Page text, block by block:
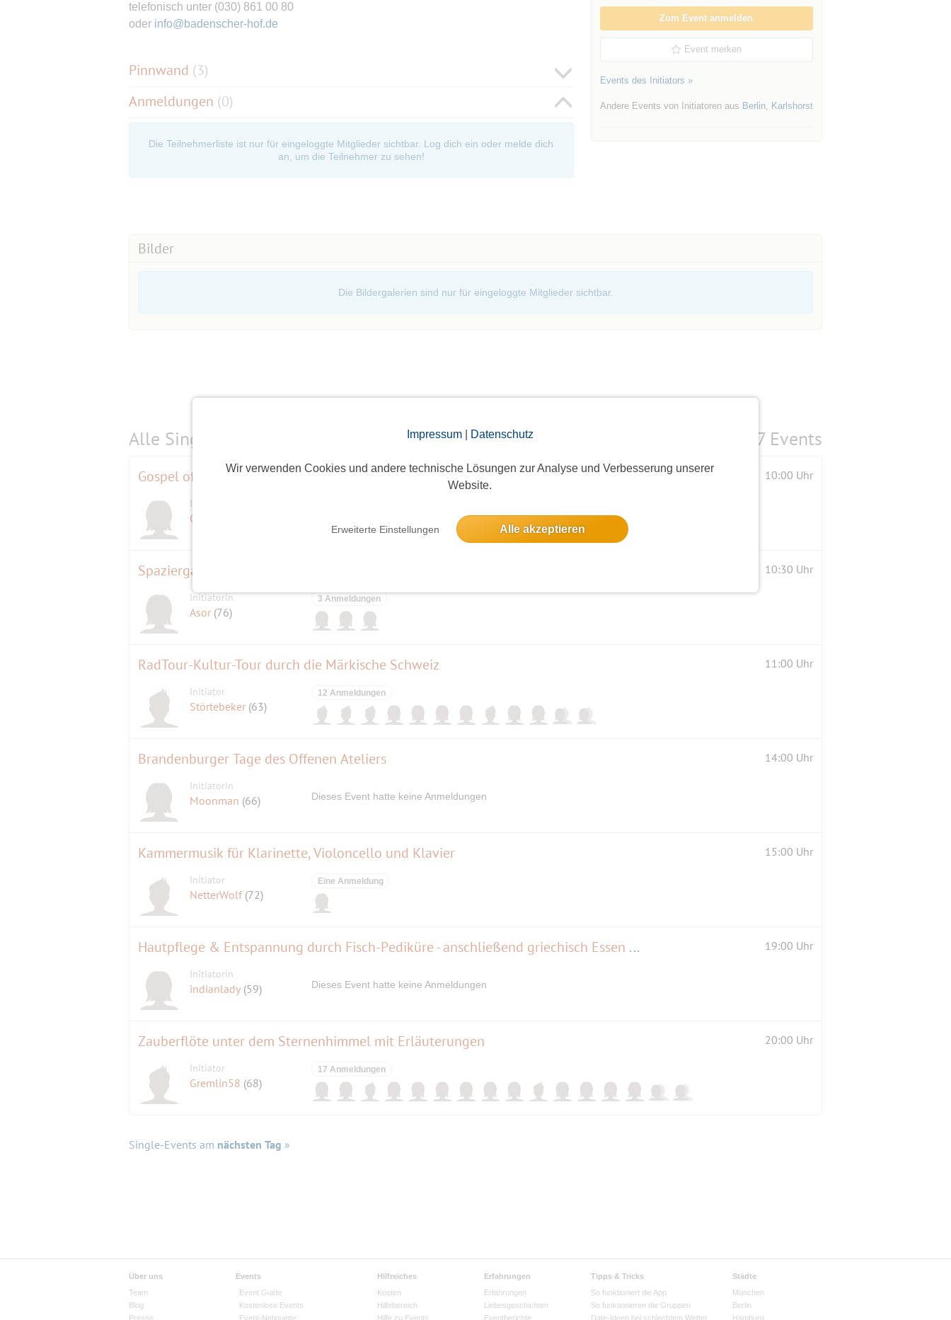
Impressum| Datenschutz
Wir verwenden Cookies und andere technische Lösungen zur Analyse und Verbesserung unserer
Website.
Erweiterte Einstellungen Alle akzeptieren
telefonisch unter (030) 861 00 80
oder info@badenscher-hof.de
Pinnwand (3)
Anmeldungen (0)
Die Teilnehmerliste ist nur für eingeloggte Mitglieder sichtbar. Log dich ein oder melde dich
an, um die Teilnehmer zu sehen!
Zum Event anmelden
Event merken
Events des Initiators »
Andere Events von Initiatoren aus Berlin, Karlshorst
Bilder
Die Bildergalerien sind nur für eingeloggte Mitglieder sichtbar.
Alle Single-Events am 7 Events
Gospel of Aretha Franklin, Chorprojekt - vorletzte Probe vor dem Konzert am 03. Juni 2018 10:00 Uhr
Initiatorin
Claudi Tegel
Spaziergang um den Schlachten See 10:30 Uhr
Initiatorin
Asor (76)
3 Anmeldungen
RadTour-Kultur-Tour durch die Märkische Schweiz 11:00 Uhr
Initiator
Störtebeker (63)
12 Anmeldungen
Brandenburger Tage des Offenen Ateliers 14:00 Uhr
Initiatorin
Moonman (66) Dieses Event hatte keine Anmeldungen
Kammermusik für Klarinette, Violoncello und Klavier 15:00 Uhr
Initiator
NetterWolf (72)
Eine Anmeldung
Hautpflege & Entspannung durch Fisch-Pediküre - anschließend griechisch Essen gehen 19:00 Uhr
Initiatorin
indianlady (59) Dieses Event hatte keine Anmeldungen
Zauberflöte unter dem Sternenhimmel mit Erläuterungen 20:00 Uhr
Initiator
Gremlin58 (68)
17 Anmeldungen
Single-Events am nächsten Tag »
Über uns
Team
Blog
Presse
Events
Event Guide
Kostenlose Events
Event-Netiquette
Hilfreiches
Kosten
Hilfebereich
Hilfe zu Events
Erfahrungen
Erfahrungen
Liebesgeschichten
Eventberichte
Tipps & Tricks
So funktioniert die App
So funktionieren die Gruppen
Date-Ideen bei schlechtem Wetter
Städte
München
Berlin
Hamburg